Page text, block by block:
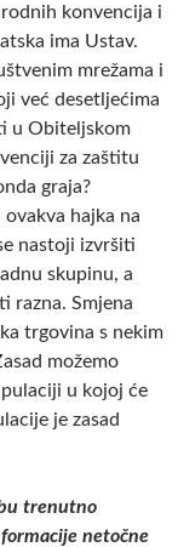
konvencija i
ima Ustav.
mrežama i
već desetljećima
u Obiteljskom
za zaštitu
graja?
hajka na
nastoji izvršiti
skupinu, a
razna. Smjena
trgovina s nekim
možemo
u kojoj će
je zasad
trenutno
netočne